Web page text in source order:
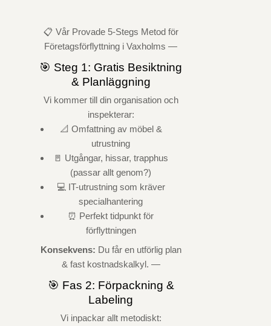
📋 Vår Provade 5-Stegs Metod för
Företagsförflyttning i Vaxholms —
🎯 Steg 1: Gratis Besiktning
& Planläggning
Vi kommer till din organisation och
inspekterar:
📐 Omfattning av möbel &
utrustning
🚪 Utgångar, hissar, trapphus
(passar allt genom?)
💻 IT-utrustning som kräver
specialhantering
⏰ Perfekt tidpunkt för
förflyttningen
Konsekvens: Du får en utförlig plan
& fast kostnadskalkyl. —
🎯 Fas 2: Förpackning &
Labeling
Vi inpackar allt metodiskt: